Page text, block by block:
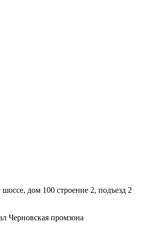
дом 100 строение 2, подъезд 2
Черновская промзона